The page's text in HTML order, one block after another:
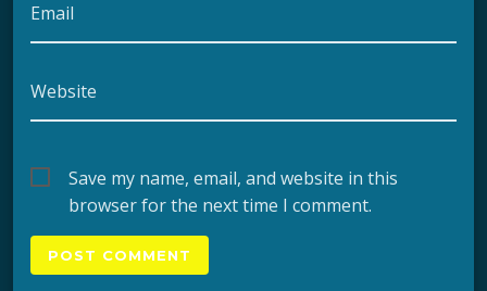
Email
Website
Save my name, email, and website in this
browser for the next time I comment.